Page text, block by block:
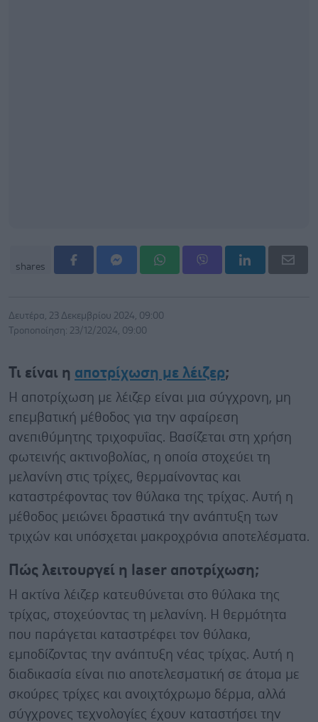
shares
Δευτέρα, 23 Δεκεμβρίου 2024, 09:00
Τροποποίηση: 23/12/2024, 09:00
Τι είναι η αποτρίχωση με λέιζερ;
Η αποτρίχωση με λέιζερ είναι μια σύγχρονη, μη
επεμβατική μέθοδος για την αφαίρεση
ανεπιθύμητης τριχοφυΐας. Βασίζεται στη χρήση
φωτεινής ακτινοβολίας, η οποία στοχεύει τη
μελανίνη στις τρίχες, θερμαίνοντας και
καταστρέφοντας τον θύλακα της τρίχας. Αυτή η
μέθοδος μειώνει δραστικά την ανάπτυξη των
τριχών και υπόσχεται μακροχρόνια αποτελέσματα.
Πώς λειτουργεί η laser αποτρίχωση;
Η ακτίνα λέιζερ κατευθύνεται στο θύλακα της
τρίχας, στοχεύοντας τη μελανίνη. Η θερμότητα
που παράγεται καταστρέφει τον θύλακα,
εμποδίζοντας την ανάπτυξη νέας τρίχας. Αυτή η
διαδικασία είναι πιο αποτελεσματική σε άτομα με
σκούρες τρίχες και ανοιχτόχρωμο δέρμα, αλλά
σύγχρονες τεχνολογίες έχουν καταστήσει την